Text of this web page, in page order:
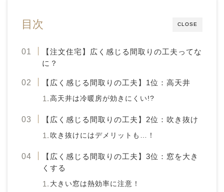
CLOSE
目次
【注文住宅】広く感じる間取りの工夫ってな
に？
【広く感じる間取りの工夫】1位：高天井
高天井は冷暖房が効きにくい!?
【広く感じる間取りの工夫】2位：吹き抜け
吹き抜けにはデメリットも…！
【広く感じる間取りの工夫】3位：窓を大き
くする
大きい窓は熱効率に注意！